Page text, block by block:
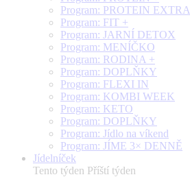
Program: PROTEIN EXTRA
Program: FIT +
Program: JARNÍ DETOX
Program: MENÍČKO
Program: RODINA +
Program: DOPLŇKY
Program: FLEXI IN
Program: KOMBI WEEK
Program: KETO
Program: DOPLŇKY
Program: Jídlo na víkend
Program: JÍME 3× DENNĚ
Jídelníček
Tento týden Příští týden